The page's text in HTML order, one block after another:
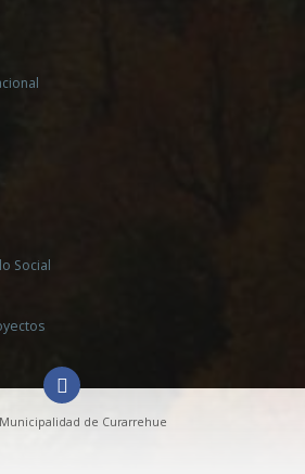
Social
de Curarrehue